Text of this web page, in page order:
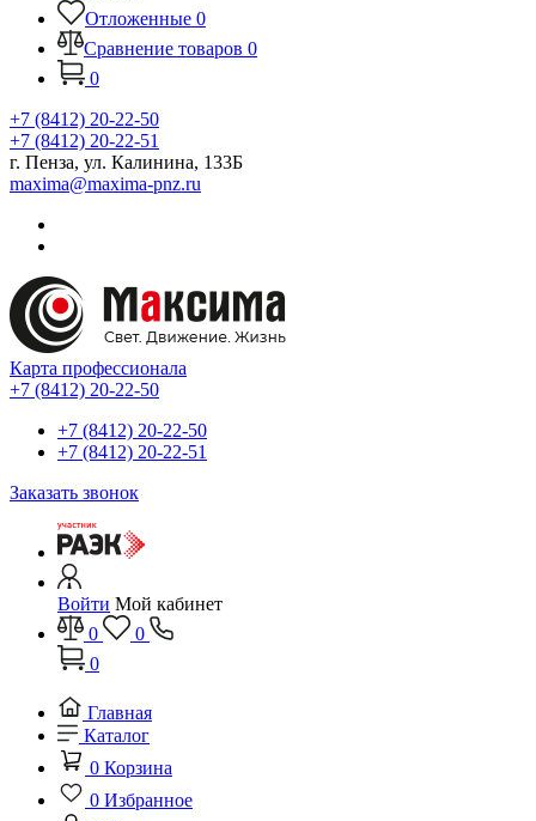
Отложенные 0
Сравнение товаров 0
0
+7 (8412) 20-22-50
+7 (8412) 20-22-51
г. Пенза, ул. Калинина, 133Б
maxima@maxima-pnz.ru
Карта профессионала
+7 (8412) 20-22-50
+7 (8412) 20-22-50
+7 (8412) 20-22-51
Заказать звонок
Войти Мой кабинет
0
0
0
Главная
Каталог
0 Корзина
0 Избранное